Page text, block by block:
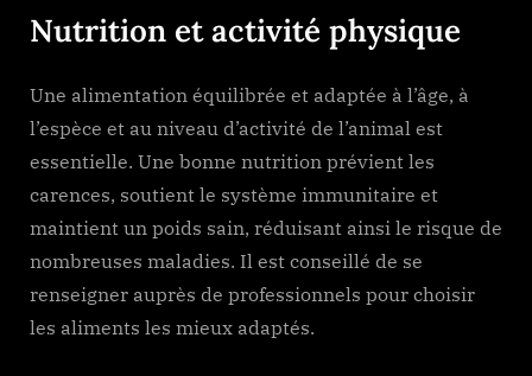
Nutrition et activité physique
Une alimentation équilibrée et adaptée à l’âge, à
l’espèce et au niveau d’activité de l’animal est
essentielle. Une bonne nutrition prévient les
carences, soutient le système immunitaire et
maintient un poids sain, réduisant ainsi le risque de
nombreuses maladies. Il est conseillé de se
renseigner auprès de professionnels pour choisir
les aliments les mieux adaptés.